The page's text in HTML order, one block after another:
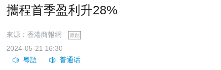
攜程首季盈利升28%
來源：香港商報網 原創
2024-05-21 16:30